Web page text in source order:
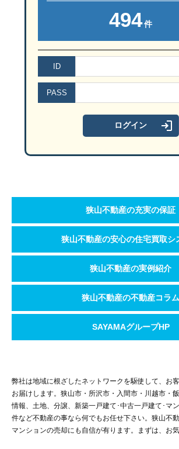
照明によって見え方が変化する素材感が人
くすみブルーがアクセントになったキッチ
ほかにもお施主様インタビューをYoutubeチ
494件
ID
PASS
狭山不動産の充実の保証
狭山不動産の安心の住宅買取シ
狭山不動産の実例紹介
狭山不動産の不動産コラム
SAYAMAグループHP
弊社は地域に根ざしたネットワークを駆使して、お
お届けします。狭山市・所沢市・入間市・川越市・
情報、土地、分譲、新築一戸建て･中古一戸建て･マ
件など不動産の事なら何でもお任せ下さい。狭山不
マンションの売却にも自信が有ります。まずは、お